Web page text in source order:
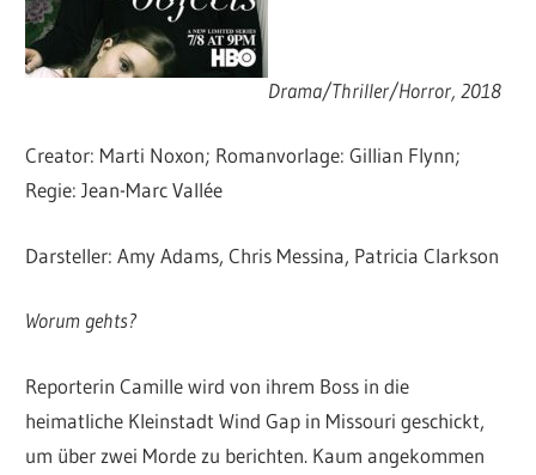
Drama/Thriller/Horror, 2018
Creator: Marti Noxon; Romanvorlage: Gillian Flynn;
Regie: Jean-Marc Vallée
Darsteller: Amy Adams, Chris Messina, Patricia Clarkson
Worum gehts?
Reporterin Camille wird von ihrem Boss in die
heimatliche Kleinstadt Wind Gap in Missouri geschickt,
um über zwei Morde zu berichten. Kaum angekommen